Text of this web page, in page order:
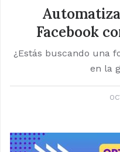
Facebook
¿Estás buscando una
en la